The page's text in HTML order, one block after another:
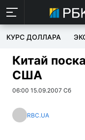
КУРС ДОЛЛАРА
Китай
США
06:00 15.09.2007 Сб
RBC.UA